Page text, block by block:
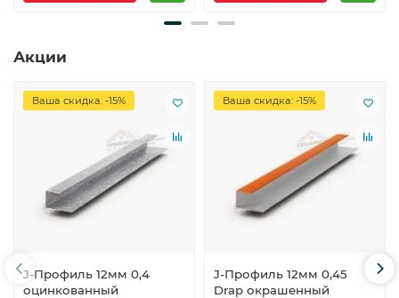
Акции
Ваша скидка: -15%
J-Профиль 12мм 0,4
оцинкованный
Ваша скидка: -15%
J-Профиль 12мм 0,45
Drap окрашенный